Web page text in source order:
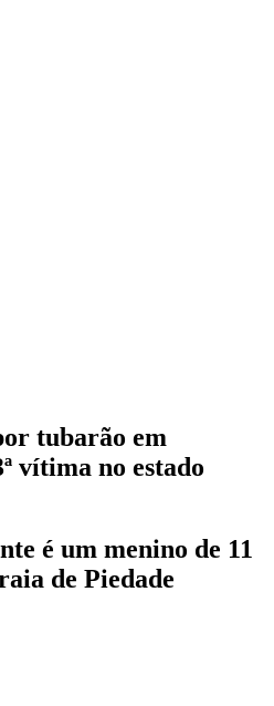
tubarão em
vítima no estado
é um menino de 11
de Piedade